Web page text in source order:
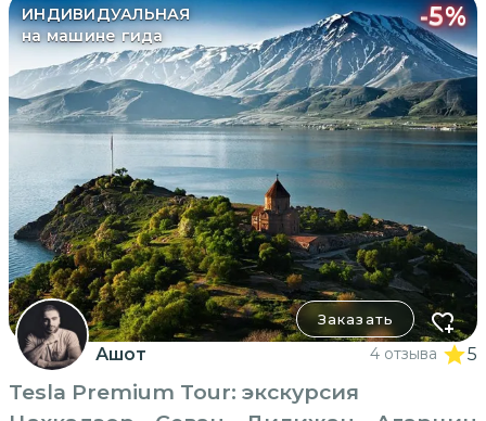
ИНДИВИДУАЛЬНАЯ
на машине гида
-5%
Заказать
Ашот 4 отзыва 5
Tesla Premium Tour: экскурсия